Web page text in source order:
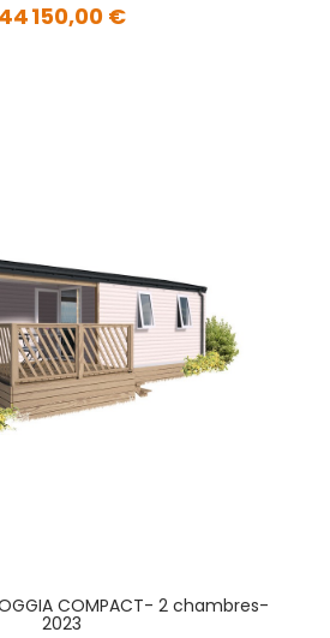
44 150,00 €
COMPACT- 2 chambres-
2023